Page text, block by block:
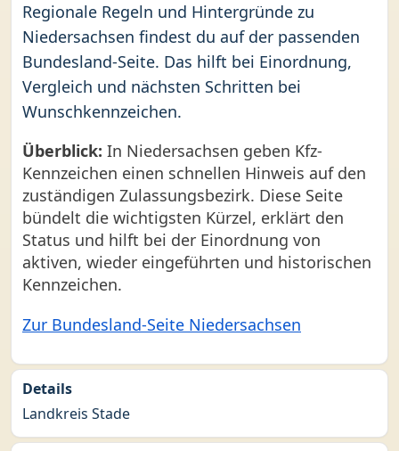
Regionale Regeln und Hintergründe zu
Niedersachsen findest du auf der passenden
Bundesland-Seite. Das hilft bei Einordnung,
Vergleich und nächsten Schritten bei
Wunschkennzeichen.
Überblick: In Niedersachsen geben Kfz-
Kennzeichen einen schnellen Hinweis auf den
zuständigen Zulassungsbezirk. Diese Seite
bündelt die wichtigsten Kürzel, erklärt den
Status und hilft bei der Einordnung von
aktiven, wieder eingeführten und historischen
Kennzeichen.
Zur Bundesland-Seite Niedersachsen
Details
Landkreis Stade